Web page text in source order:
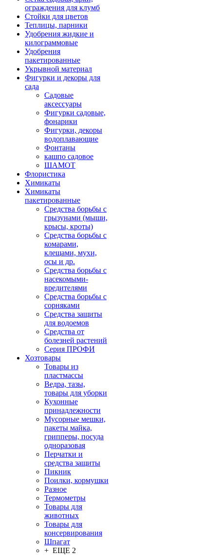
ограждения для клумб
Стойки для цветов
Теплицы, парники
Удобрения жидкие и
килограммовые
Удобрения
пакетированные
Укрывной материал
Фигурки и декоры для
сада
Садовые
аксессуары
Фигурки садовые,
фонарики
Фигурки, декоры
водоплавающие
Фонтаны
кашпо садовое
ШАМОТ
Флористика
Химикаты
Химикаты
пакетированные
Средства борьбы с
грызунами (мыши,
крысы, кроты)
Средства борьбы с
комарами,
клещами, мухи,
осы и др.
Средства борьбы с
насекомыми-
вредителями
Средства борьбы с
сорняками
Средства защиты
для водоемов
Средства от
болезней растений
Серия ПРОФИ
Хозтовары
Товары из
пластмассы
Ведра, тазы,
товары для уборки
Кухонные
принадлежности
Мусорные мешки,
пакеты майка,
грипперы, посуда
одноразовая
Перчатки и
средства защиты
Пикник
Поилки, кормушки
Разное
Термометры
Товары для
животных
Товары для
консервирования
Шпагат
+ ЕЩЕ 2